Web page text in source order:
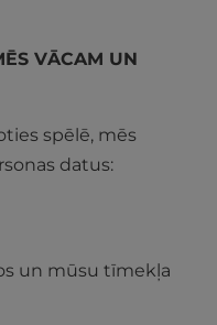
VĀCAM UN
spēlē, mēs
datus:
un mūsu tīmekļa